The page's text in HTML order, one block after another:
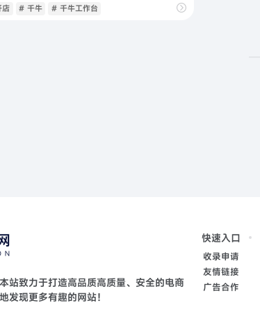
店 # 千牛 # 千牛工作台
站致力于打造高品质高质量、安全的电商
发现更多有趣的网站！
快速入口
收录申请
友情链接
广告合作